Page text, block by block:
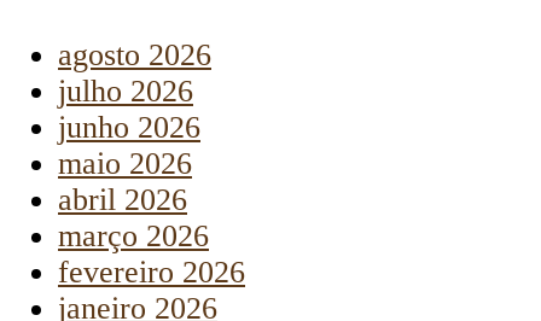
agosto 2026
julho 2026
junho 2026
maio 2026
abril 2026
março 2026
fevereiro 2026
janeiro 2026